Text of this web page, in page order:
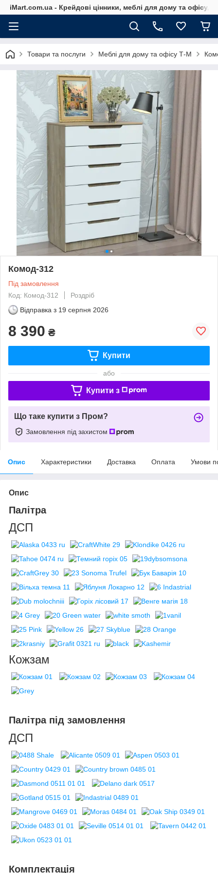
iMart.com.ua - Крейдові цінники, меблі для дому та офісу,
Товари та послуги Меблі для дому та офісу Т-М
Комод-312
Під замовлення
Код: Комод-312
Роздріб
Відправка з 19 серпня 2026
8 390 ₴
Купити
або
Купити з
Що таке купити з Пром?
Замовлення під захистом
Опис Характеристики Доставка Оплата Умови
Опис
Палітра
ДСП
Кожзам
Палітра під замовлення
ДСП
Комплектація